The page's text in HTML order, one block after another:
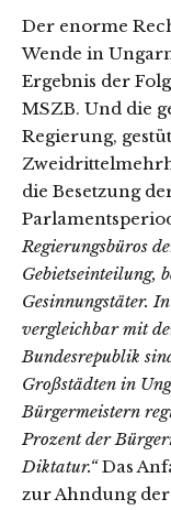
Der enorme
Wende in
Ergebnis der
MSZB. Und die
Regierung,
die Besetzung
Regierungsbüros
Gebietseinteilung,
Gesinnungstäter.
vergleichbar mit
Bundesrepublik
Großstädten in
Bürgermeistern
Prozent der
Diktatur.“Das
zur Ahndung